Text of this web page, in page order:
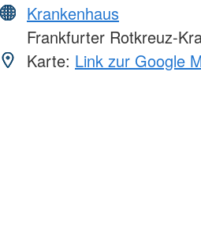
Krankenhaus
Frankfurter Rotkreuz-
Karte: Link zur Google